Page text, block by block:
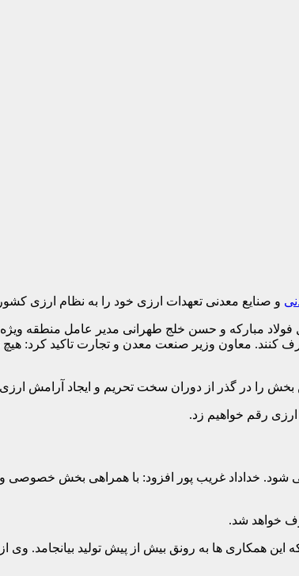
و صنایع معدنی تعهدات ارزی خود را به نظام ارزی کشور
مبارکه و حسن خلج طهرانی مدیر عامل منطقه
معاون وزیر صنعت معدن و تجارت تاکید کرد: هیچ
بخش را در گذر از دوران سخت تحریم و ایجاد آرامش
رقم خواهیم زد.
خداداد غریب پور افزود: با همراهی بخش خصوصی و
خواهد شد.
همکاری ها به رونق بیش از پیش تولید بیانجامد. وی